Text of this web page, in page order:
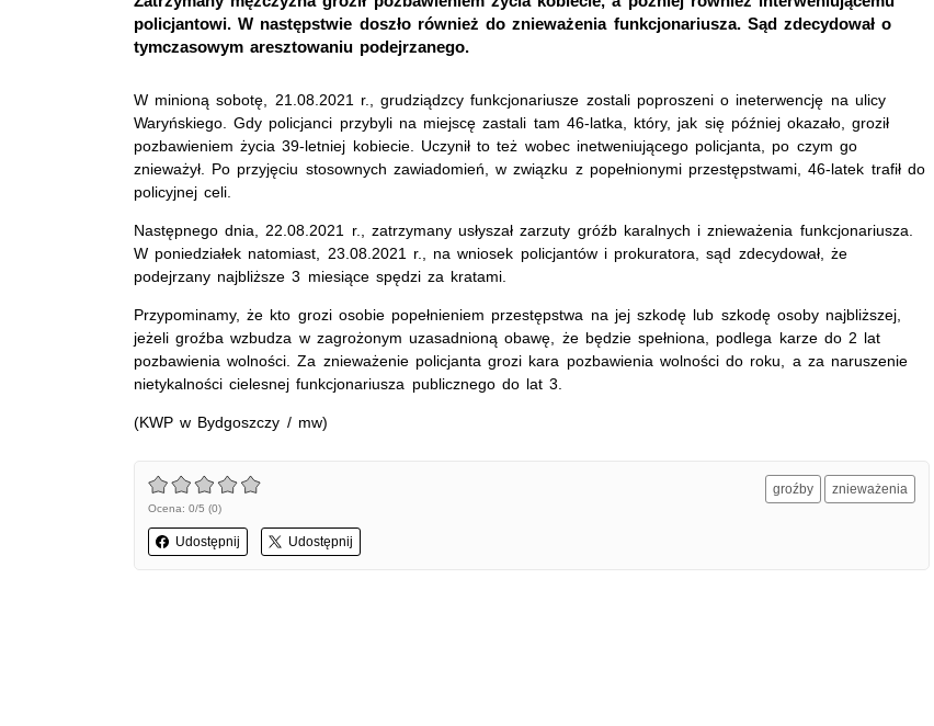
policjantowi. W następstwie doszło również do znieważenia funkcjonariusza. Sąd zdecydował o
tymczasowym aresztowaniu podejrzanego.
W minioną sobotę, 21.08.2021 r., grudziądzcy funkcjonariusze zostali poproszeni o ineterwencję na ulicy
Waryńskiego. Gdy policjanci przybyli na miejscę zastali tam 46-latka, który, jak się później okazało, groził
pozbawieniem życia 39-letniej kobiecie. Uczynił to też wobec inetweniującego policjanta, po czym go
znieważył. Po przyjęciu stosownych zawiadomień, w związku z popełnionymi przestępstwami, 46-latek trafił do
policyjnej celi.
Następnego dnia, 22.08.2021 r., zatrzymany usłyszał zarzuty gróźb karalnych i znieważenia funkcjonariusza.
W poniedziałek natomiast, 23.08.2021 r., na wniosek policjantów i prokuratora, sąd zdecydował, że
podejrzany najbliższe 3 miesiące spędzi za kratami.
Przypominamy, że kto grozi osobie popełnieniem przestępstwa na jej szkodę lub szkodę osoby najbliższej,
jeżeli groźba wzbudza w zagrożonym uzasadnioną obawę, że będzie spełniona, podlega karze do 2 lat
pozbawienia wolności. Za znieważenie policjanta grozi kara pozbawienia wolności do roku, a za naruszenie
nietykalności cielesnej funkcjonariusza publicznego do lat 3.
(KWP w Bydgoszczy / mw)
Ocena: 0/5 (0)
Udostępnij Udostępnij
groźby znieważenia